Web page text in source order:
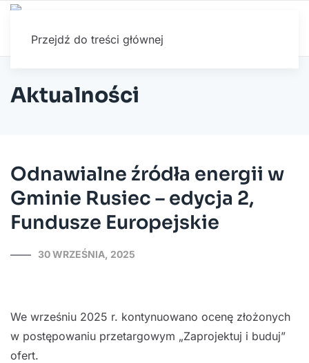
Przejdź do treści głównej
Aktualności
Odnawialne źródła energii w
Gminie Rusiec – edycja 2,
Fundusze Europejskie
30 WRZEŚNIA, 2025
We wrześniu 2025 r. kontynuowano ocenę złożonych
w postępowaniu przetargowym „Zaprojektuj i buduj”
ofert.